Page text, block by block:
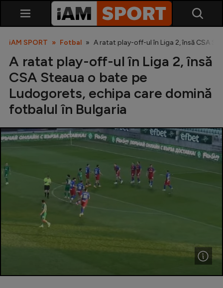
SuperLiga
Liga 2
Cupa României
Echipa Națională
U21
Inedit
iAM SPORT Fotbal A ratat play-off-ul în Liga 2, însă CSA
A ratat play-off-ul în Liga 2, însă
CSA Steaua o bate pe
Ludogorets, echipa care domină
fotbalul în Bulgaria